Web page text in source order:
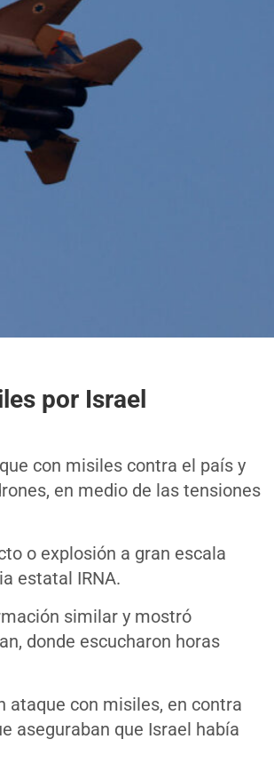
por Israel
con misiles contra el país y
en medio de las tensiones
o explosión a gran escala
estatal IRNA.
similar y mostró
donde escucharon horas
ataque con misiles, en contra
aseguraban que Israel había